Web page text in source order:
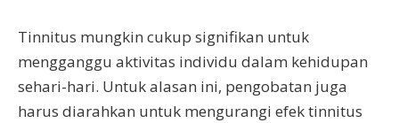
Tinnitus mungkin cukup signifikan untuk
mengganggu aktivitas individu dalam kehidupan
sehari-hari. Untuk alasan ini, pengobatan juga
harus diarahkan untuk mengurangi efek tinnitus